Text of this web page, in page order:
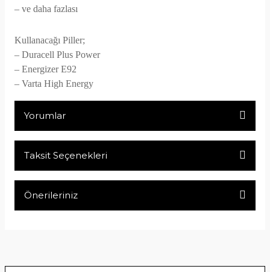
– ve daha fazlası
Kullanacağı Piller;
– Duracell Plus Power
– Energizer E92
– Varta High Energy
Yorumlar
Taksit Seçenekleri
Önerileriniz